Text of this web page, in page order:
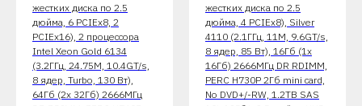
жестких диска по 2.5
дюйма, 6 PCIEx8, 2
PCIEx16), 2 процессора
Intel Xeon Gold 6134
(3.2ГГц, 24.75M, 10.4GT/s,
8 ядер, Turbo, 130 Вт),
64Гб (2x 32Гб) 2666МГц
жестких диска по 2.5
дюйма, 4 PCIEx8), Silver
4110 (2.1ГГц, 11M, 9.6GT/s,
8 ядер, 85 Вт), 16Гб (1x
16Гб) 2666МГц DR RDIMM,
PERC H730P 2Гб mini card,
No DVD+/-RW, 1.2TB SAS